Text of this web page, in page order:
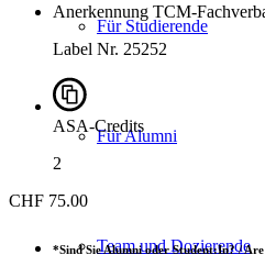
Für Studierende
Für Alumni
Team und Dozierende
Anerkennung TCM-
Label Nr. 25252
ASA-Credits
2
CHF 75.00
*Sind Sie Alumni oder Student:In? /